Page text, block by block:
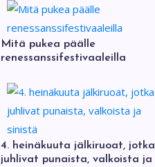
Mitä pukea päälle
renessanssifestivaaleilla
4. heinäkuuta jälkiruoat, jotka
juhlivat punaista, valkoista ja